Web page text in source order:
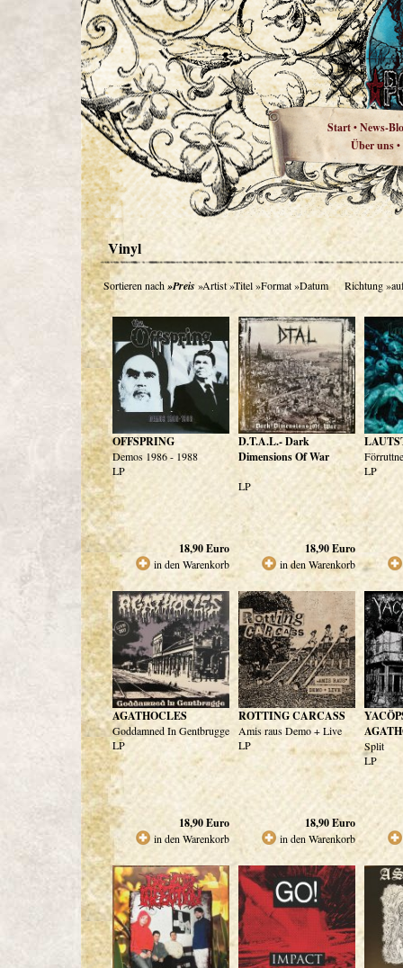
Start•News-
Über uns•
Vinyl
Sortieren nach»Preis»Artist»Titel»Format»Datum Richtung
OFFSPRING
Demos 1986 - 1988
LP
18,90Euro
in den Warenkorb
D.T.A.L.- Dark
Dimensions Of War
LP
18,90Euro
in den Warenkorb
LP
AGATHOCLES
Goddamned In Gentbrugge
LP
18,90Euro
in den Warenkorb
ROTTING CARCASS
Amis raus Demo + Live
LP
18,90Euro
in den Warenkorb
Split
LP